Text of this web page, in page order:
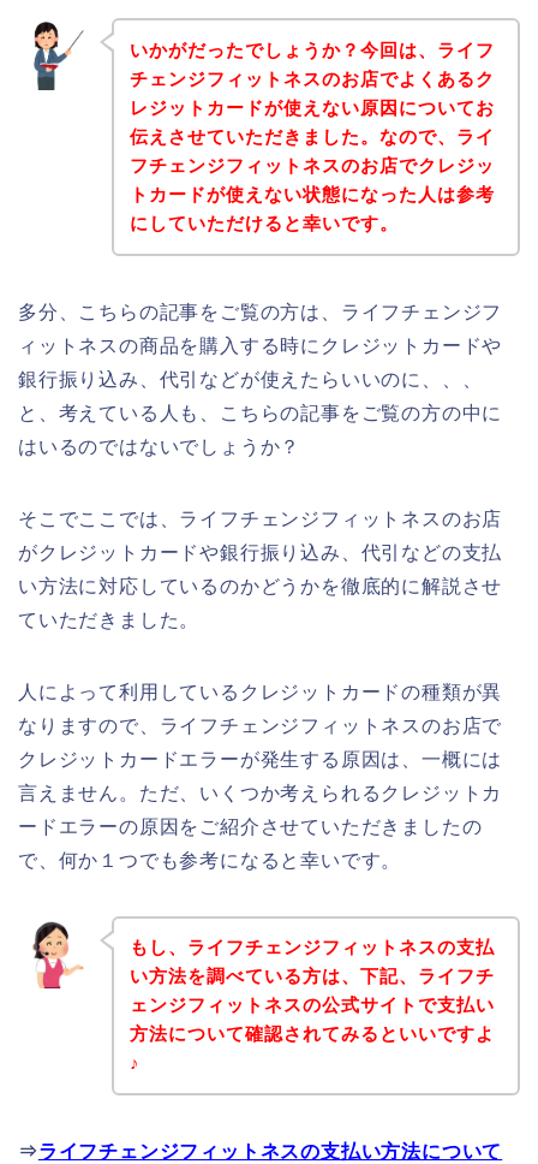
いかがだったでしょうか？今回は、ライフ
チェンジフィットネスのお店でよくあるク
レジットカードが使えない原因についてお
伝えさせていただきました。なので、ライ
フチェンジフィットネスのお店でクレジッ
トカードが使えない状態になった人は参考
にしていただけると幸いです。
多分、こちらの記事をご覧の方は、ライフチェンジフ
ィットネスの商品を購入する時にクレジットカードや
銀行振り込み、代引などが使えたらいいのに、、、
と、考えている人も、こちらの記事をご覧の方の中に
はいるのではないでしょうか？
そこでここでは、ライフチェンジフィットネスのお店
がクレジットカードや銀行振り込み、代引などの支払
い方法に対応しているのかどうかを徹底的に解説させ
ていただきました。
人によって利用しているクレジットカードの種類が異
なりますので、ライフチェンジフィットネスのお店で
クレジットカードエラーが発生する原因は、一概には
言えません。ただ、いくつか考えられるクレジットカ
ードエラーの原因をご紹介させていただきましたの
で、何か１つでも参考になると幸いです。
もし、ライフチェンジフィットネスの支払
い方法を調べている方は、下記、ライフチ
ェンジフィットネスの公式サイトで支払い
方法について確認されてみるといいですよ
♪
⇒ライフチェンジフィットネスの支払い方法について